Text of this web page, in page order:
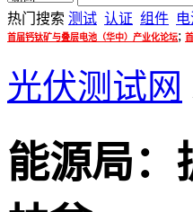
热门搜索 测试 认证 组件
首届钙钛矿与叠层电池（华中）产业化论坛;
光伏测试网
能源局：